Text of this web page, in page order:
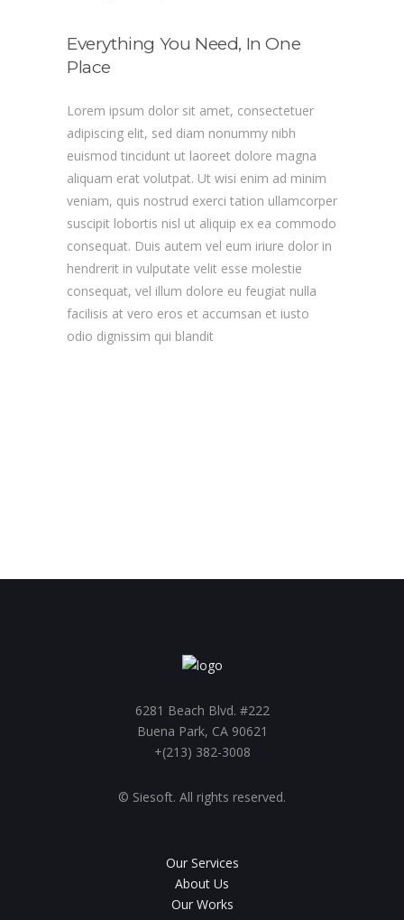
Everything You Need, In One
Place
Lorem ipsum dolor sit amet, consectetuer
adipiscing elit, sed diam nonummy nibh
euismod tincidunt ut laoreet dolore magna
aliquam erat volutpat. Ut wisi enim ad minim
veniam, quis nostrud exerci tation ullamcorper
suscipit lobortis nisl ut aliquip ex ea commodo
consequat. Duis autem vel eum iriure dolor in
hendrerit in vulputate velit esse molestie
consequat, vel illum dolore eu feugiat nulla
facilisis at vero eros et accumsan et iusto
odio dignissim qui blandit
6281 Beach Blvd. #222
Buena Park, CA 90621
+(213) 382-3008
© Siesoft. All rights reserved.
Our Services
About Us
Our Works